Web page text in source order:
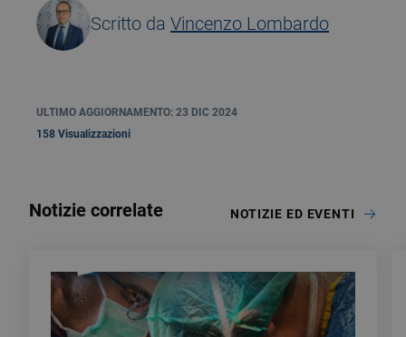
Scritto da Vincenzo Lombardo
ULTIMO AGGIORNAMENTO: 23 DIC 2024
158 Visualizzazioni
Notizie correlate NOTIZIE ED EVENTI